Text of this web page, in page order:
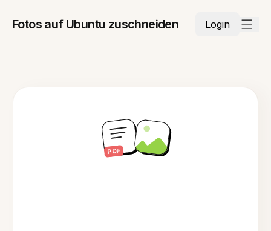
Fotos auf Ubuntu zuschneiden Login